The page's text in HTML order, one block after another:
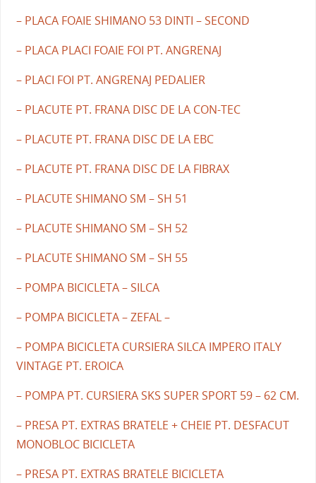
– PLACA FOAIE SHIMANO 53 DINTI – SECOND
– PLACA PLACI FOAIE FOI PT. ANGRENAJ
– PLACI FOI PT. ANGRENAJ PEDALIER
– PLACUTE PT. FRANA DISC DE LA CON-TEC
– PLACUTE PT. FRANA DISC DE LA EBC
– PLACUTE PT. FRANA DISC DE LA FIBRAX
– PLACUTE SHIMANO SM – SH 51
– PLACUTE SHIMANO SM – SH 52
– PLACUTE SHIMANO SM – SH 55
– POMPA BICICLETA – SILCA
– POMPA BICICLETA – ZEFAL –
– POMPA BICICLETA CURSIERA SILCA IMPERO ITALY
VINTAGE PT. EROICA
– POMPA PT. CURSIERA SKS SUPER SPORT 59 – 62 CM.
– PRESA PT. EXTRAS BRATELE + CHEIE PT. DESFACUT
MONOBLOC BICICLETA
– PRESA PT. EXTRAS BRATELE BICICLETA